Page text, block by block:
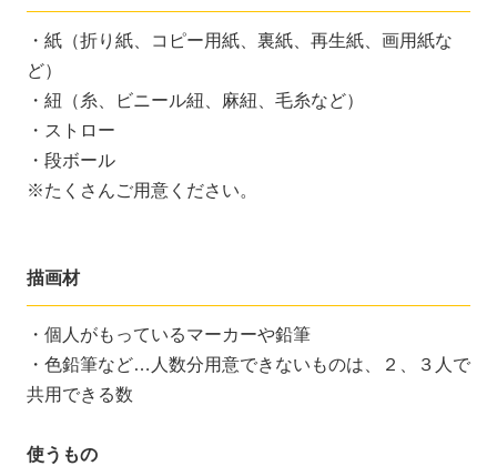
・紙（折り紙、コピー用紙、裏紙、再生紙、画用紙な
ど）
・紐（糸、ビニール紐、麻紐、毛糸など）
・ストロー
・段ボール
※たくさんご用意ください。
描画材
・個人がもっているマーカーや鉛筆
・色鉛筆など…人数分用意できないものは、２、３人で
共用できる数
使うもの